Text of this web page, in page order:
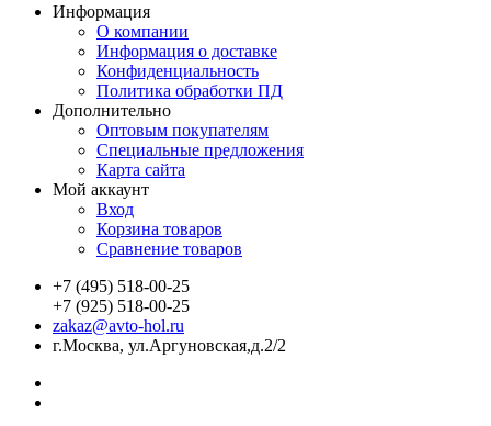
Информация
О компании
Информация о доставке
Конфиденциальность
Политика обработки ПД
Дополнительно
Оптовым покупателям
Специальные предложения
Карта сайта
Мой аккаунт
Вход
Корзина товаров
Сравнение товаров
+7 (495) 518-00-25
+7 (925) 518-00-25
zakaz@avto-hol.ru
г.Москва, ул.Аргуновская,д.2/2